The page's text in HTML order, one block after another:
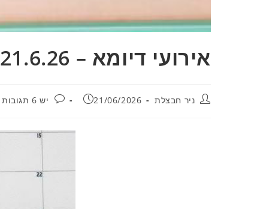
אירועי דיומא – 21.6.26 – מונדיאל 2026 ואופניים
מחבר:
ניר חבצלת פורסם:
21/06/2026 תגובות:
יש 6 תגובות